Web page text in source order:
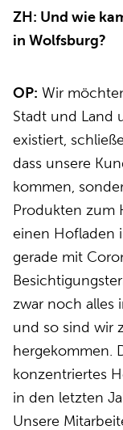
ZH: Und wie
in Wolfsburg?
OP: Wir
Stadt und Land
existiert,
dass unsere
kommen,
Produkten zum
einen Hofladen
gerade mit
zwar noch alles
und so sind wir
hergekommen.
konzentriertes
in den letzten
Unsere